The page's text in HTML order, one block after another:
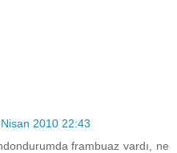
2010 22:43
frambuaz vardı, ne